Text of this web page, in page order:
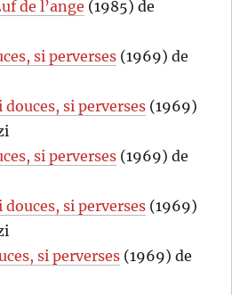
de l’ange (1985) de
si perverses (1969) de
douces, si perverses (1969)
si perverses (1969) de
douces, si perverses (1969)
si perverses (1969) de